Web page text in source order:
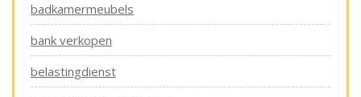
badkamermeubels
bank verkopen
belastingdienst